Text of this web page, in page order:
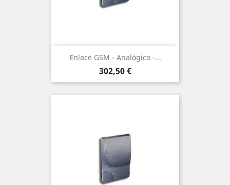
Enlace GSM - Analógico -...
Precio
302,50 €